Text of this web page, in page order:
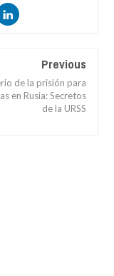
Previous
de la prisión para
en Rusia: Secretos
de la URSS